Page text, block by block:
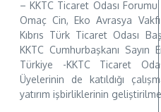
– KKTC Ticaret Odası Forumu
Omaç Cin, Eko Avrasya
Kıbrıs Türk Ticaret Odası
KKTC Cumhurbaşkanı Sayın
Türkiye -KKTC Ticaret
Üyelerinin de katıldığı
yatırım işbirliklerinin